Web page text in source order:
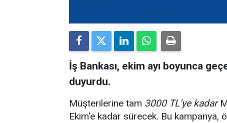
İş Bankası, ekim ayı boyunca
duyurdu.
Müşterilerine tam 3000 TL’ye kadar
Ekim'e kadar sürecek. Bu kampanya,